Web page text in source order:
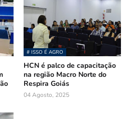
# ISSO É AGRO
HCN é palco de capacitação
na região Macro Norte do
Respira Goiás
04 Agosto, 2025